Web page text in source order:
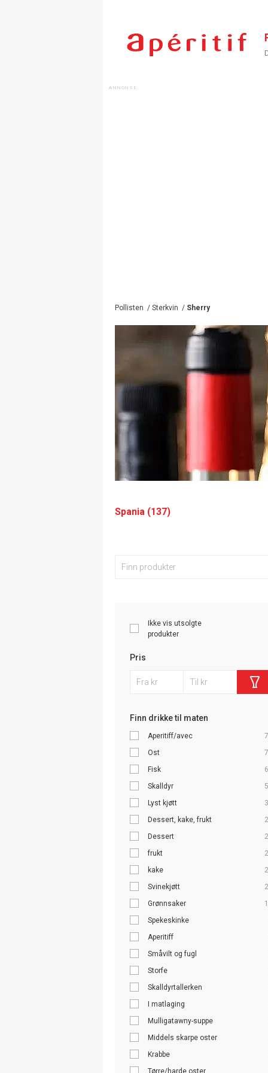
Pollisten / Sterkvin / Sherry
Spania (137)
Ikke vis utsolgte
produkter
Pris
Finn drikke til maten
Aperitiff/avec
Ost
Fisk
Skalldyr
Lyst kjøtt
Dessert, kake, frukt
Dessert
frukt
kake
Svinekjøtt
Grønnsaker
Spekeskinke
Aperitiff
Småvilt og fugl
Storfe
Skalldyrtallerken
I matlaging
Mulligatawny-suppe
Middels skarpe oster
Krabbe
Tørre/harde oster